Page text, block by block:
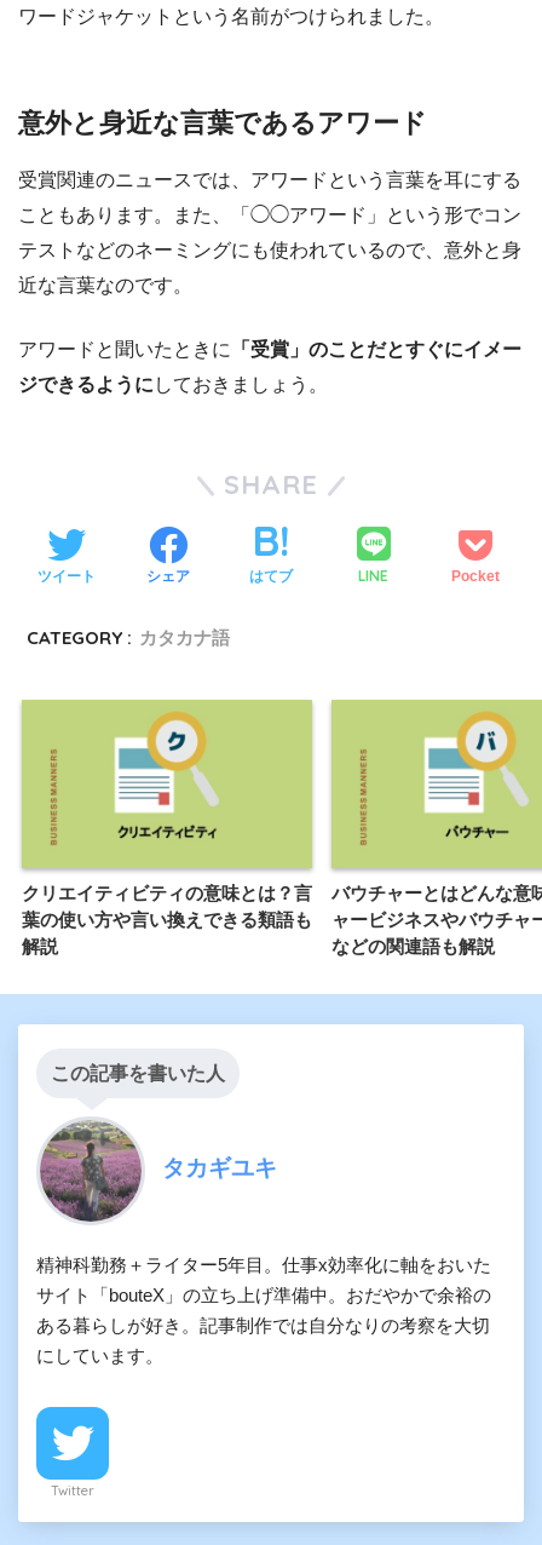
ワードジャケットという名前がつけられました。
意外と身近な言葉であるアワード
受賞関連のニュースでは、アワードという言葉を耳にする
こともあります。また、「◯◯アワード」という形でコン
テストなどのネーミングにも使われているので、意外と身
近な言葉なのです。
アワードと聞いたときに 「受賞」のことだとすぐにイメー
ジできるように しておきましょう。
SHARE
ツイート シェア はてブ LINE Pocket
CATEGORY : カタカナ語
クリエイティビティの意味とは？言
葉の使い方や言い換えできる類語も
解説
バウチャーとはどんな意
ャービジネスやバウチャ
などの関連語も解説
この記事を書いた人
タカギユキ
精神科勤務＋ライター5年目。仕事x効率化に軸をおいた
サイト「bouteX」の立ち上げ準備中。おだやかで余裕の
ある暮らしが好き。記事制作では自分なりの考察を大切
にしています。
Twitter